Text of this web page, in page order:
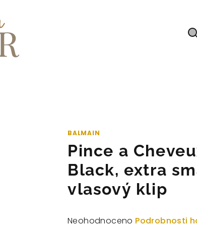
BALMAIN
Pince a
Black, extra
vlasový klip
Průměrné
Neohodnoceno Podrobnosti